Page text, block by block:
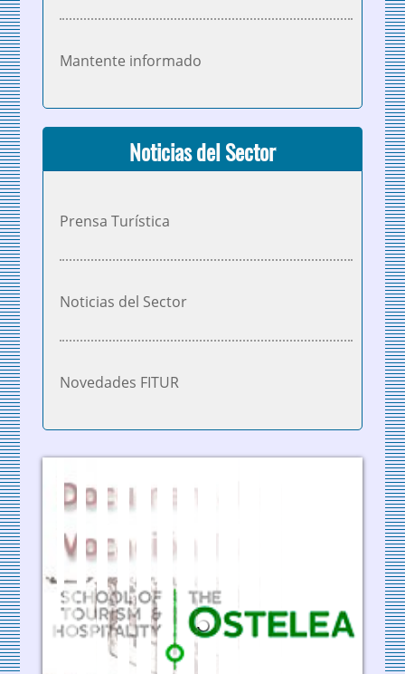
Mantente informado
Noticias del Sector
Prensa Turística
Noticias del Sector
Novedades FITUR